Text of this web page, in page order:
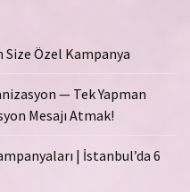
Size Özel Kampanya
— Tek Yapman
Mesajı Atmak!
| İstanbul’da 6